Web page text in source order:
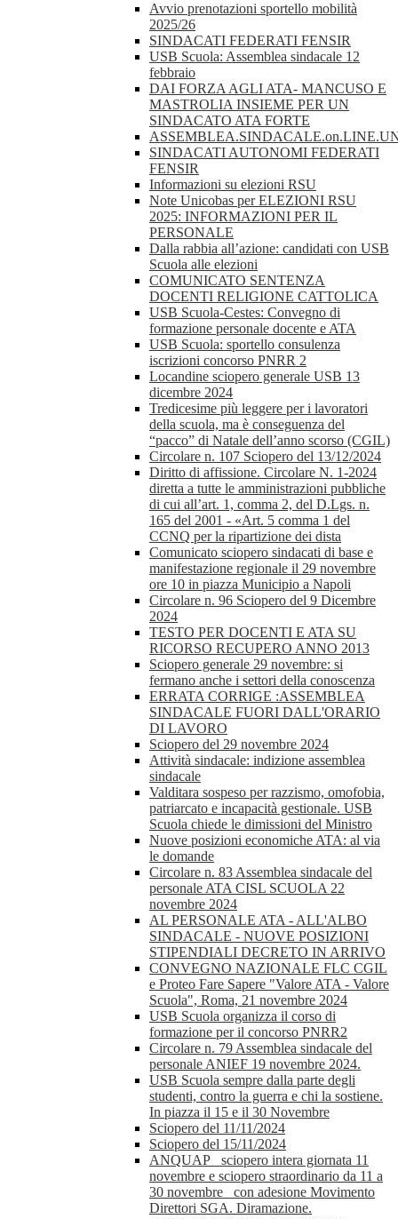
Avvio prenotazioni sportello mobilità
2025/26
SINDACATI FEDERATI FENSIR
USB Scuola: Assemblea sindacale 12
febbraio
DAI FORZA AGLI ATA- MANCUSO E
MASTROLIA INSIEME PER UN
SINDACATO ATA FORTE
SINDACATI AUTONOMI FEDERATI
FENSIR
Informazioni su elezioni RSU
Note Unicobas per ELEZIONI RSU
2025: INFORMAZIONI PER IL
PERSONALE
Dalla rabbia all’azione: candidati con USB
Scuola alle elezioni
COMUNICATO SENTENZA
DOCENTI RELIGIONE CATTOLICA
USB Scuola-Cestes: Convegno di
formazione personale docente e ATA
USB Scuola: sportello consulenza
iscrizioni concorso PNRR 2
Locandine sciopero generale USB 13
dicembre 2024
Tredicesime più leggere per i lavoratori
della scuola, ma è conseguenza del
“pacco” di Natale dell’anno scorso (CGIL)
Circolare n. 107 Sciopero del 13/12/2024
Diritto di affissione. Circolare N. 1-2024
diretta a tutte le amministrazioni pubbliche
di cui all’art. 1, comma 2, del D.Lgs. n.
165 del 2001 - «Art. 5 comma 1 del
CCNQ per la ripartizione dei dista
Comunicato sciopero sindacati di base e
manifestazione regionale il 29 novembre
ore 10 in piazza Municipio a Napoli
Circolare n. 96 Sciopero del 9 Dicembre
2024
TESTO PER DOCENTI E ATA SU
RICORSO RECUPERO ANNO 2013
Sciopero generale 29 novembre: si
fermano anche i settori della conoscenza
ERRATA CORRIGE :ASSEMBLEA
SINDACALE FUORI DALL'ORARIO
DI LAVORO
Sciopero del 29 novembre 2024
Attività sindacale: indizione assemblea
sindacale
Valditara sospeso per razzismo, omofobia,
patriarcato e incapacità gestionale. USB
Scuola chiede le dimissioni del Ministro
Nuove posizioni economiche ATA: al via
le domande
Circolare n. 83 Assemblea sindacale del
personale ATA CISL SCUOLA 22
novembre 2024
AL PERSONALE ATA - ALL'ALBO
SINDACALE - NUOVE POSIZIONI
STIPENDIALI DECRETO IN ARRIVO
CONVEGNO NAZIONALE FLC CGIL
e Proteo Fare Sapere "Valore ATA - Valore
Scuola", Roma, 21 novembre 2024
USB Scuola organizza il corso di
formazione per il concorso PNRR2
Circolare n. 79 Assemblea sindacale del
personale ANIEF 19 novembre 2024.
USB Scuola sempre dalla parte degli
studenti, contro la guerra e chi la sostiene.
In piazza il 15 e il 30 Novembre
Sciopero del 11/11/2024
Sciopero del 15/11/2024
ANQUAP_ sciopero intera giornata 11
novembre e sciopero straordinario da 11 a
30 novembre_ con adesione Movimento
Direttori SGA. Diramazione.